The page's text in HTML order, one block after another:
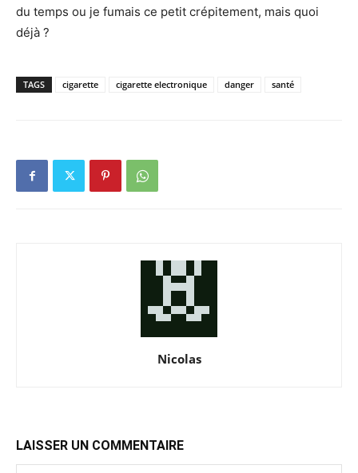
du temps ou je fumais ce petit crépitement, mais quoi
déjà ?
TAGS cigarette cigarette electronique danger santé
Nicolas
LAISSER UN COMMENTAIRE